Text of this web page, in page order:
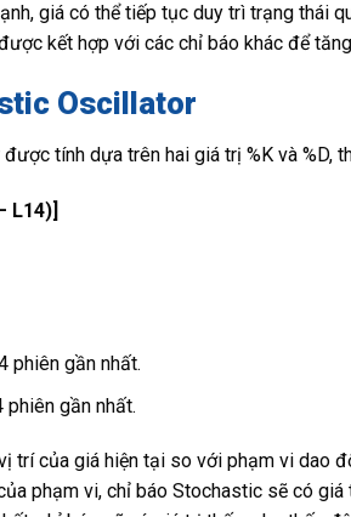
giá có thể tiếp tục duy trì trạng thái
kết hợp với các chỉ báo khác để
Oscillator
tính dựa trên hai giá trị %K và %D,
L14)]
phiên gần nhất.
phiên gần nhất.
trí của giá hiện tại so với phạm vi dao
phạm vi, chỉ báo Stochastic sẽ có